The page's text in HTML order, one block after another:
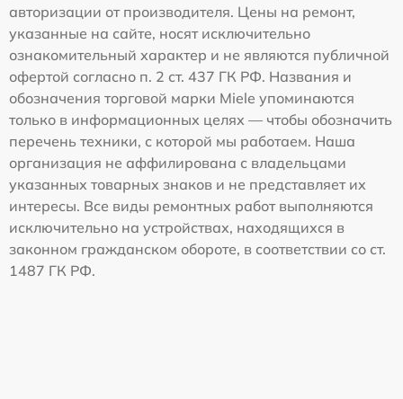
авторизации от производителя. Цены на ремонт,
указанные на сайте, носят исключительно
ознакомительный характер и не являются публичной
офертой согласно п. 2 ст. 437 ГК РФ. Названия и
обозначения торговой марки Miele упоминаются
только в информационных целях — чтобы обозначить
перечень техники, с которой мы работаем. Наша
организация не аффилирована с владельцами
указанных товарных знаков и не представляет их
интересы. Все виды ремонтных работ выполняются
исключительно на устройствах, находящихся в
законном гражданском обороте, в соответствии со ст.
1487 ГК РФ.